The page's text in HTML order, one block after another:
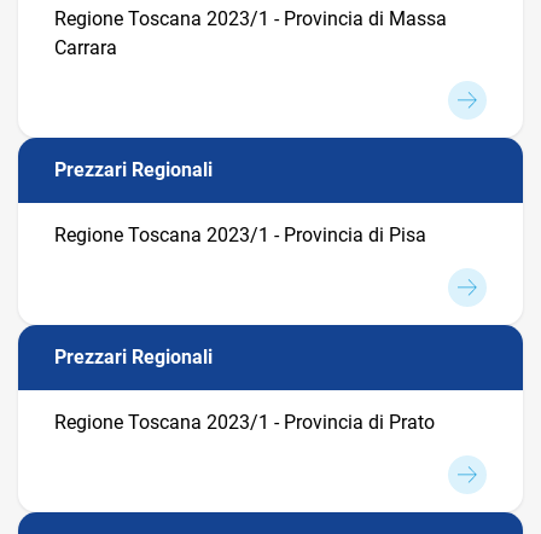
Regione Toscana 2023/1 - Provincia di Massa
Carrara
Prezzari Regionali
Regione Toscana 2023/1 - Provincia di Pisa
Prezzari Regionali
Regione Toscana 2023/1 - Provincia di Prato